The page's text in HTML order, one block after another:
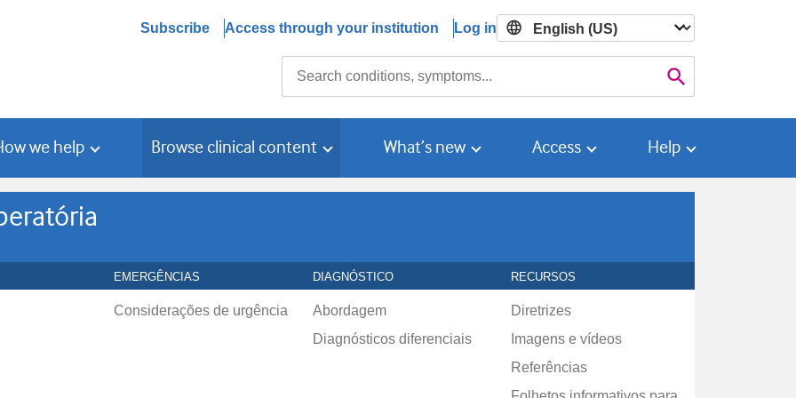
Subscribe Access through your institution Log in

we help Browse clinical content What’s new Access Help
EMERGÊNCIAS DIAGNÓSTICO RECURSOS
Considerações de urgência
Abordagem
Diagnósticos diferenciais
Diretrizes
Imagens e vídeos
Referências